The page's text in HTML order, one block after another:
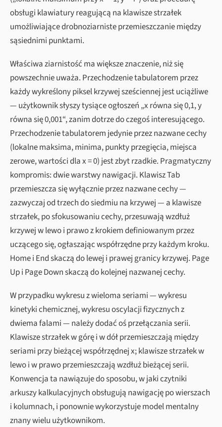
obsługi klawiatury reagującą na klawisze strzałek
umożliwiające drobnoziarniste przemieszczanie między
sąsiednimi punktami.
Właściwa ziarnistość ma większe znaczenie, niż się
powszechnie uważa. Przechodzenie tabulatorem przez
każdy wykreślony piksel krzywej sześciennej jest uciążliwe
— użytkownik słyszy tysiące ogłoszeń „x równa się 0,1, y
równa się 0,001“, zanim dotrze do czegoś interesującego.
Przechodzenie tabulatorem jedynie przez nazwane cechy
(lokalne maksima, minima, punkty przegięcia, miejsca
zerowe, wartości dla x = 0) jest zbyt rzadkie. Pragmatyczny
kompromis: dwie warstwy nawigacji. Klawisz Tab
przemieszcza się wyłącznie przez nazwane cechy —
zazwyczaj od trzech do siedmiu na krzywej — a klawisze
strzałek, po sfokusowaniu cechy, przesuwają wzdłuż
krzywej w lewo i prawo z krokiem definiowanym przez
uczącego się, ogłaszając współrzędne przy każdym kroku.
Home i End skaczą do lewej i prawej granicy krzywej. Page
Up i Page Down skaczą do kolejnej nazwanej cechy.
W przypadku wykresu z wieloma seriami — wykresu
kinetyki chemicznej, wykresu oscylacji fizycznych z
dwiema falami — należy dodać oś przełączania serii.
Klawisze strzałek w górę i w dół przemieszczają między
seriami przy bieżącej współrzędnej x; klawisze strzałek w
lewo i w prawo przemieszczają wzdłuż bieżącej serii.
Konwencja ta nawiązuje do sposobu, w jaki czytniki
arkuszy kalkulacyjnych obsługują nawigację po wierszach
i kolumnach, i ponownie wykorzystuje model mentalny
znany wielu użytkownikom.